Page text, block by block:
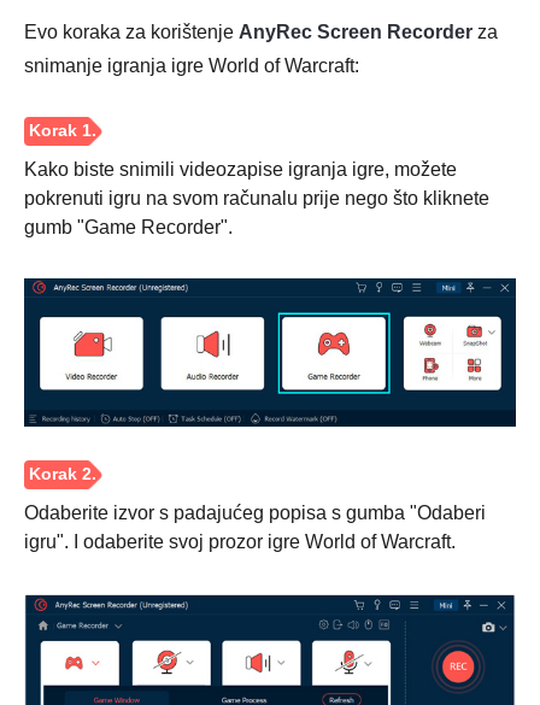
Evo koraka za korištenje AnyRec Screen Recorder za
snimanje igranja igre World of Warcraft:
Korak 1.
Kako biste snimili videozapise igranja igre, možete
pokrenuti igru na svom računalu prije nego što kliknete
gumb "Game Recorder".
Odaberite izvor s padajućeg popisa s gumba "Odaberi
igru". I odaberite svoj prozor igre World of Warcraft.